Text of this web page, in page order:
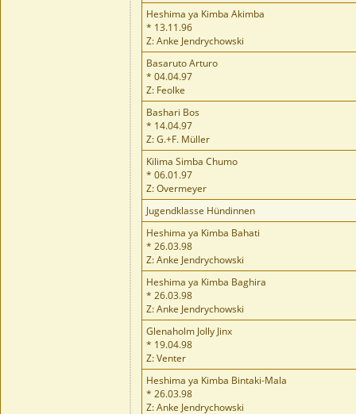
Heshima ya Kimba Akimba
* 13.11.96
Z: Anke Jendrychowski
Basaruto Arturo
* 04.04.97
Z: Feolke
Bashari Bos
* 14.04.97
Z: G.+F. Müller
Kilima Simba Chumo
* 06.01.97
Z: Overmeyer
Jugendklasse Hündinnen
Heshima ya Kimba Bahati
* 26.03.98
Z: Anke Jendrychowski
Heshima ya Kimba Baghira
* 26.03.98
Z: Anke Jendrychowski
Glenaholm Jolly Jinx
* 19.04.98
Z: Venter
Heshima ya Kimba Bintaki-Mala
* 26.03.98
Z: Anke Jendrychowski